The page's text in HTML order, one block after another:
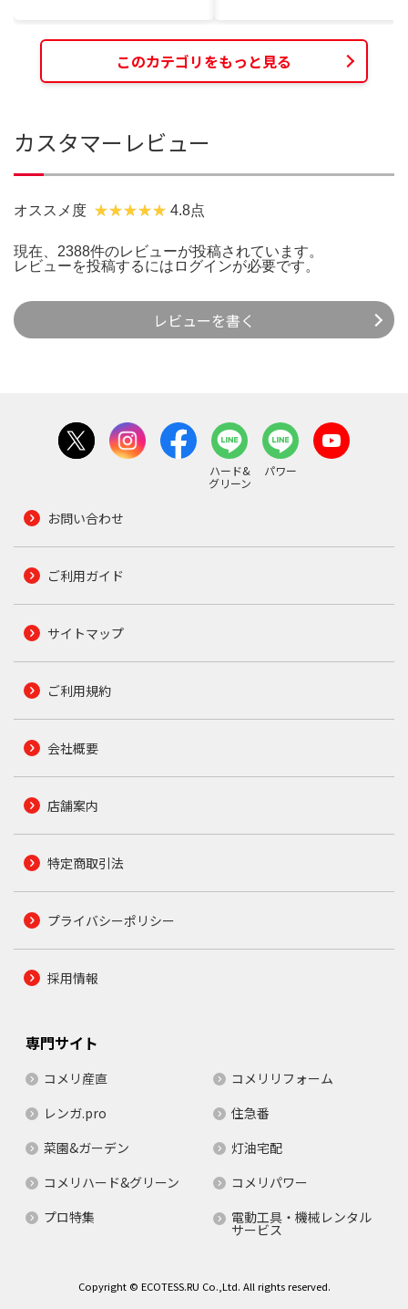
このカテゴリをもっと見る
カスタマーレビュー
オススメ度 4.8点
現在、2388件のレビューが投稿されています。
レビューを投稿するには ログインが必要です。
レビューを書く
ハード&
グリーン
パワー
お問い合わせ
ご利用ガイド
サイトマップ
ご利用規約
会社概要
店舗案内
特定商取引法
プライバシーポリシー
採用情報
専門サイト
コメリ産直
コメリリフォーム
レンガ.pro
住急番
菜園&ガーデン
灯油宅配
コメリハード&グリーン
コメリパワー
プロ特集
電動工具・機械レンタル
サービス
Copyright © ECOTESS.RU Co.,Ltd. All rights reserved.